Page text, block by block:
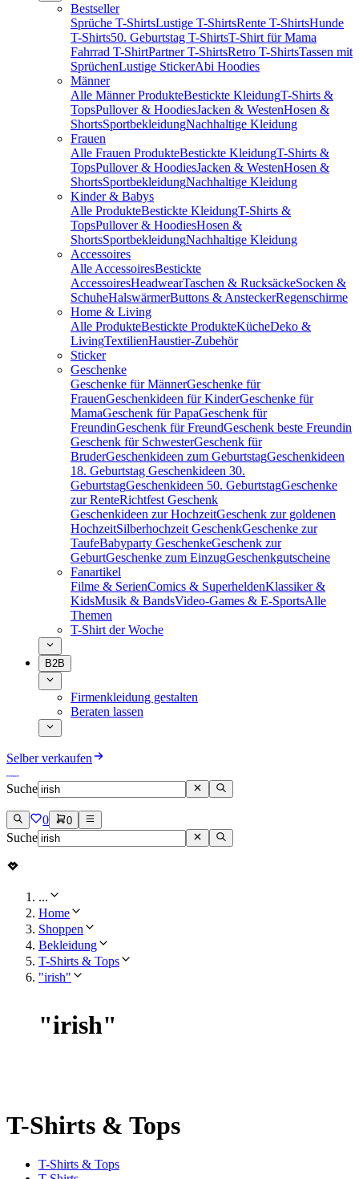
Bestseller
Sprüche T-ShirtsLustige T-ShirtsRente T-ShirtsHunde
T-Shirts50. Geburtstag T-ShirtsT-Shirt für Mama
Fahrrad T-ShirtPartner T-ShirtsRetro T-ShirtsTassen mit
SprüchenLustige StickerAbi Hoodies
Männer
Alle Männer ProdukteBestickte KleidungT-Shirts &
TopsPullover & HoodiesJacken & WestenHosen &
ShortsSportbekleidungNachhaltige Kleidung
Frauen
Alle Frauen ProdukteBestickte KleidungT-Shirts &
TopsPullover & HoodiesJacken & WestenHosen &
ShortsSportbekleidungNachhaltige Kleidung
Kinder & Babys
Alle ProdukteBestickte KleidungT-Shirts &
TopsPullover & HoodiesHosen &
ShortsSportbekleidungNachhaltige Kleidung
Accessoires
Alle AccessoiresBestickte
AccessoiresHeadwearTaschen & RucksäckeSocken &
SchuheHalswärmerButtons & AnsteckerRegenschirme
Home & Living
Alle ProdukteBestickte ProdukteKücheDeko &
LivingTextilienHaustier-Zubehör
Sticker
Geschenke
Geschenke für MännerGeschenke für
FrauenGeschenkideen für KinderGeschenke für
MamaGeschenk für PapaGeschenk für
FreundinGeschenk für FreundGeschenk beste Freundin
Geschenk für SchwesterGeschenk für
BruderGeschenkideen zum GeburtstagGeschenkideen
18. Geburtstag Geschenkideen 30.
GeburtstagGeschenkideen 50. GeburtstagGeschenke
zur RenteRichtfest Geschenk
Geschenkideen zur HochzeitGeschenk zur goldenen
HochzeitSilberhochzeit GeschenkGeschenke zur
TaufeBabyparty GeschenkeGeschenk zur
GeburtGeschenke zum EinzugGeschenkgutscheine
Fanartikel
Filme & SerienComics & SuperheldenKlassiker &
KidsMusik & BandsVideo-Games & E-SportsAlle
Themen
T-Shirt der Woche
B2B
Firmenkleidung gestalten
Beraten lassen
Selber verkaufen
Suche
0 0
Suche
...
Home
Shoppen
Bekleidung
T-Shirts & Tops
"irish"
"irish"
T-Shirts & Tops
T-Shirts & Tops